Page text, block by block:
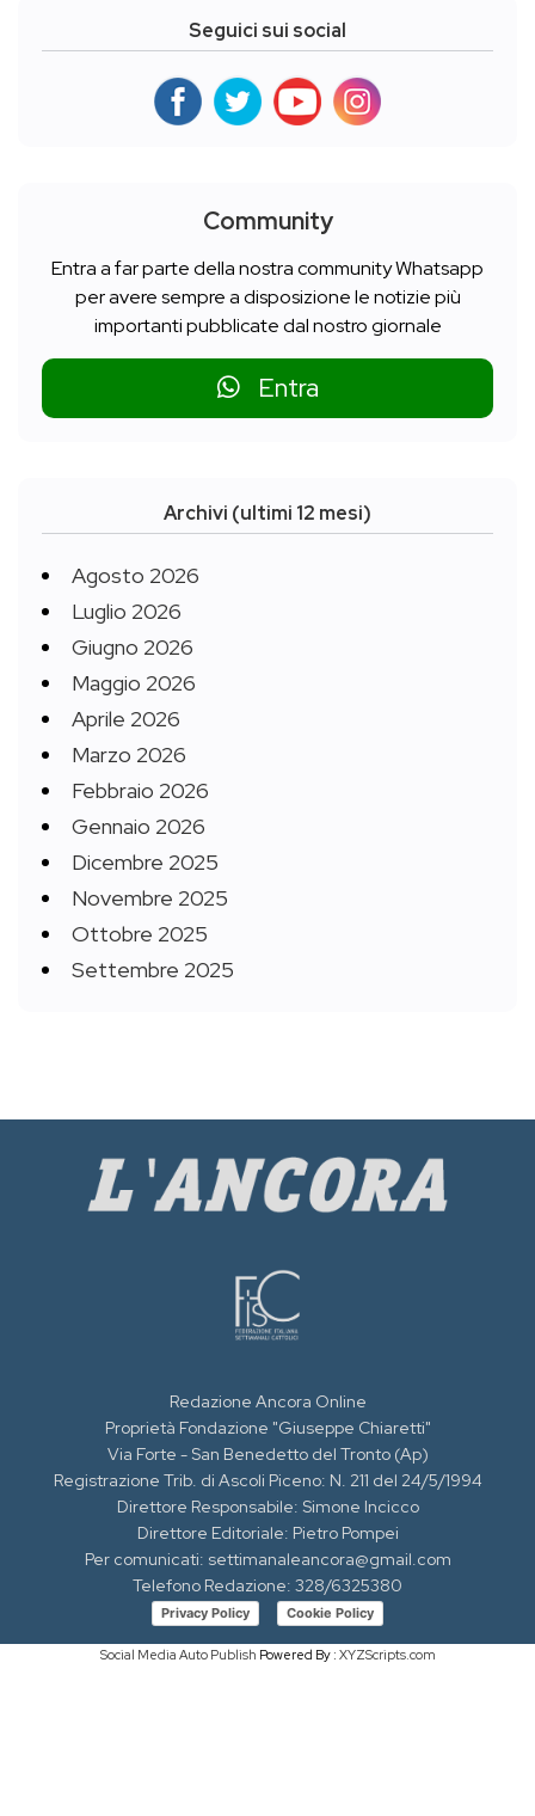
Seguici sui social
Community
Entra a far parte della nostra community Whatsapp
per avere sempre a disposizione le notizie più
importanti pubblicate dal nostro giornale
Entra
Archivi (ultimi 12 mesi)
Agosto 2026
Luglio 2026
Giugno 2026
Maggio 2026
Aprile 2026
Marzo 2026
Febbraio 2026
Gennaio 2026
Dicembre 2025
Novembre 2025
Ottobre 2025
Settembre 2025
Redazione Ancora Online
Proprietà Fondazione "Giuseppe Chiaretti"
Via Forte - San Benedetto del Tronto (Ap)
Registrazione Trib. di Ascoli Piceno: N. 211 del 24/5/1994
Direttore Responsabile: Simone Incicco
Direttore Editoriale: Pietro Pompei
Per comunicati: settimanaleancora@gmail.com
Telefono Redazione: 328/6325380
Privacy Policy Cookie Policy
Social Media Auto Publish Powered By : XYZScripts.com